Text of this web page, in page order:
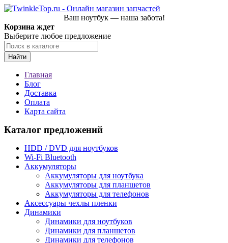
Ваш ноутбук — наша забота!
Корзина ждет
Выберите любое предложение
Найти
Главная
Блог
Доставка
Оплата
Карта сайта
Каталог предложений
HDD / DVD для ноутбуков
Wi-Fi Bluetooth
Аккумуляторы
Аккумуляторы для ноутбука
Аккумуляторы для планшетов
Аккумуляторы для телефонов
Аксессуары чехлы пленки
Динамики
Динамики для ноутбуков
Динамики для планшетов
Динамики для телефонов